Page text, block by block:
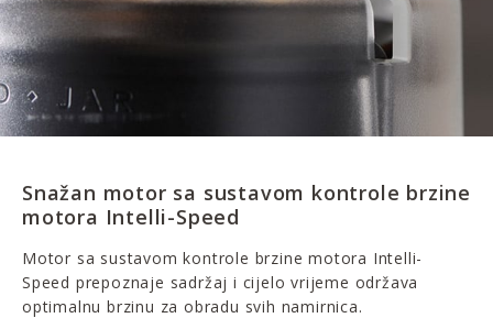
Snažan motor sa sustavom kontrole brzine
motora Intelli-Speed
Motor sa sustavom kontrole brzine motora Intelli-
Speed prepoznaje sadržaj i cijelo vrijeme održava
optimalnu brzinu za obradu svih namirnica.